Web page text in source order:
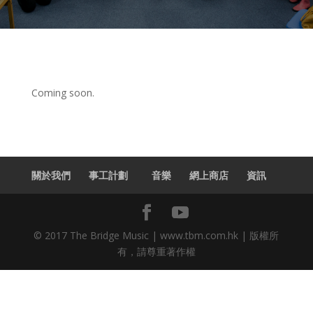
Coming soon.
關於我們 事工計劃 音樂 網上商店 資訊
© 2017 The Bridge Music | www.tbm.com.hk | 版權所
有，請尊重著作權